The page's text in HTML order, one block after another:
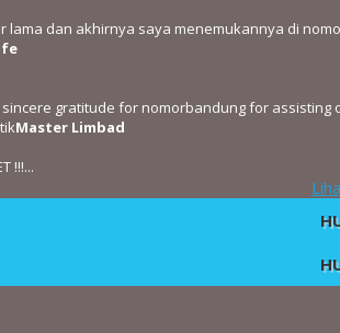
dan akhirnya saya menemukannya di
gratitude for nomorbandung for assisting
Master Limbad
!!!...